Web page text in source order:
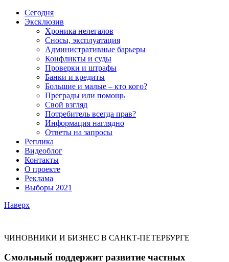
Сегодня
Эксклюзив
Хроника нелегалов
Сносы, эксплуатация
Административные барьеры
Конфликты и суды
Проверки и штрафы
Банки и кредиты
Большие и малые – кто кого?
Преграды или помощь
Свой взгляд
Потребитель всегда прав?
Информация наглядно
Ответы на запросы
Реплика
Видеоблог
Контакты
О проекте
Реклама
Выборы 2021
Наверх
ЧИНОВНИКИ И БИЗНЕС В САНКТ-ПЕТЕРБУРГЕ
Смольный поддержит развитие частных